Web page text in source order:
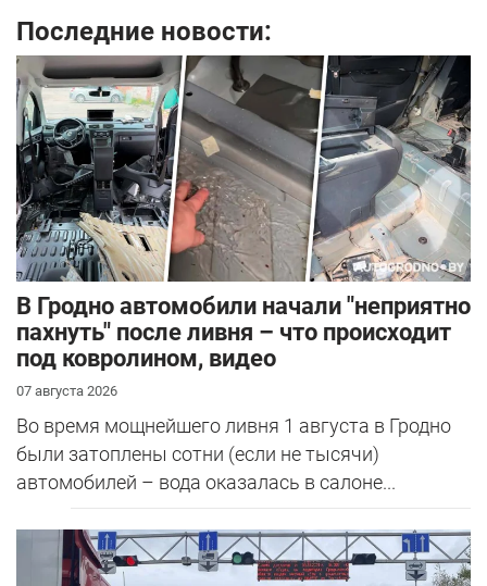
Последние новости:
В Гродно автомобили начали "неприятно
пахнуть" после ливня – что происходит
под ковролином, видео
07 августа 2026
Во время мощнейшего ливня 1 августа в Гродно
были затоплены сотни (если не тысячи)
автомобилей – вода оказалась в салоне...